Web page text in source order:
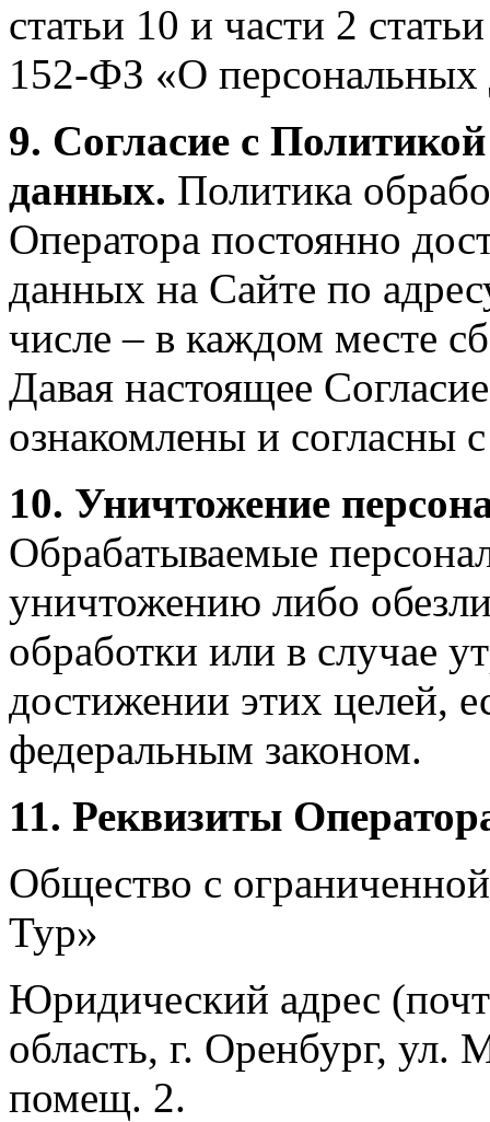
статьи 10 и части 2
152-ФЗ «О
9. Согласие с
данных. Политика
Оператора постоянно
данных на Сайте по
числе – в каждом месте
Давая настоящее
ознакомлены и согласны
10. Уничтожение
Обрабатываемые
уничтожению либо
обработки или в случае
достижении этих целей,
федеральным законом.
11. Реквизиты
Общество с
Тур»
Юридический адрес
область, г. Оренбург,
помещ. 2.